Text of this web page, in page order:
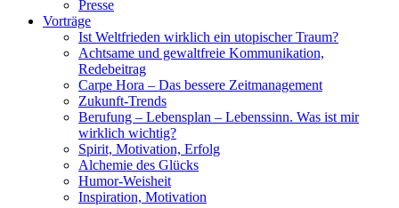
Presse
Vorträge
Ist Weltfrieden wirklich ein utopischer Traum?
Achtsame und gewaltfreie Kommunikation,
Redebeitrag
Carpe Hora – Das bessere Zeitmanagement
Zukunft-Trends
Berufung – Lebensplan – Lebenssinn. Was ist mir
wirklich wichtig?
Spirit, Motivation, Erfolg
Alchemie des Glücks
Humor-Weisheit
Inspiration, Motivation